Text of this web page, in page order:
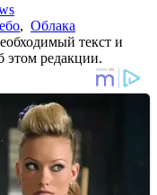
, Облака
текст и
этом редакции.